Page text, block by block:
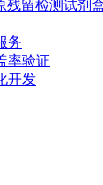
残留检测试剂
务
率验证
开发